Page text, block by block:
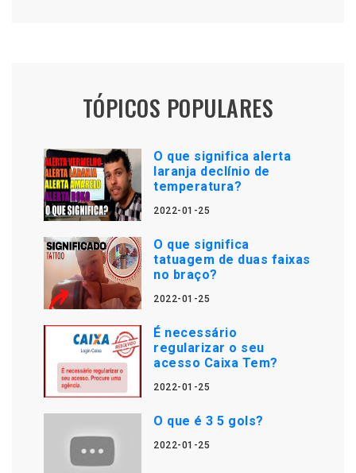
TÓPICOS POPULARES
O que significa alerta
laranja declínio de
temperatura?
2022-01-25
O que significa
tatuagem de duas faixas
no braço?
2022-01-25
É necessário
regularizar o seu
acesso Caixa Tem?
2022-01-25
O que é 3 5 gols?
2022-01-25